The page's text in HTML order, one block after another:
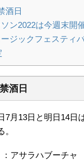
酒日
ン2022は今週末開
ジックフェスティ
酒日
7月13日と明日14日
。
アサラハブーチャ